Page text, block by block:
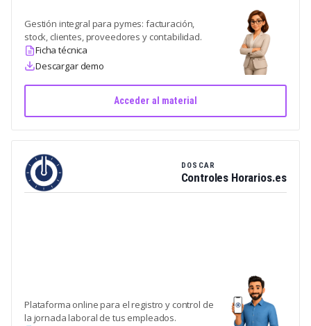
Gestión integral para pymes: facturación,
stock, clientes, proveedores y contabilidad.
Ficha técnica
Descargar demo
Acceder al material
DOSCAR
Controles Horarios.es
Plataforma online para el registro y control de
la jornada laboral de tus empleados.